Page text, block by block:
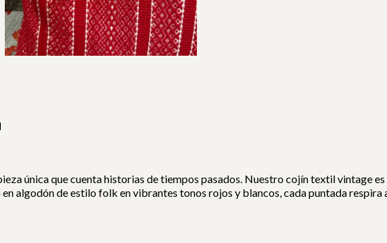
única que cuenta historias de tiempos pasados. Nuestro cojín textil vintage
algodón de estilo folk en vibrantes tonos rojos y blancos, cada puntada